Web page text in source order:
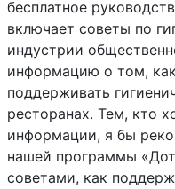
бесплатное
включает советы по
индустрии
информацию о том,
поддерживать
ресторанах. Тем, кто
информации, я бы
нашей программы
советами, как